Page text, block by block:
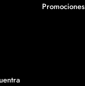
Promociones